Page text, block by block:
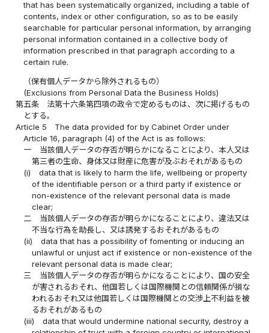
that has been systematically organized, including a table of
contents, index or other configuration, so as to be easily
searchable for particular personal information, by arranging
personal information contained in a collective body of
information prescribed in that paragraph according to a
certain rule.
（保有個人データから除外されるもの）
(Exclusions from Personal Data the Business Holds)
第五条
法第十六条第四項の政令で定めるものは、次に掲げるもの
とする。
Article 5
The data provided for by Cabinet Order under
Article 16, paragraph (4) of the Act is as follows:
一
当該個人データの存否が明らかになることにより、本人又は
第三者の生命、身体又は財産に危害が及ぶおそれがあるもの
(i)
data that is likely to harm the life, wellbeing or property
of the identifiable person or a third party if existence or
non-existence of the relevant personal data is made
clear;
二
当該個人データの存否が明らかになることにより、違法又は
不当な行為を助長し、又は誘発するおそれがあるもの
(ii)
data that has a possibility of fomenting or inducing an
unlawful or unjust act if existence or non-existence of the
relevant personal data is made clear;
三
当該個人データの存否が明らかになることにより、国の安全
が害されるおそれ、他国若しくは国際機関との信頼関係が損な
われるおそれ又は他国若しくは国際機関との交渉上不利益を被
るおそれがあるもの
(iii)
data that would undermine national security, destroy a